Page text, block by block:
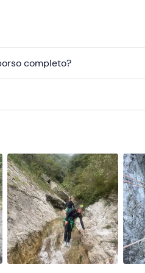
confermata al
; presso il punto di ritrovo
completo?